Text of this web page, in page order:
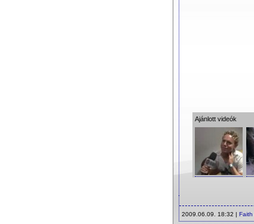
Ajánlott videók
2009.06.09. 18:32 | Faith